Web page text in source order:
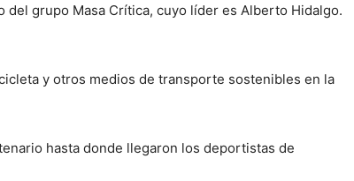
del grupo Masa Crítica, cuyo líder es Alberto Hidalgo.
y otros medios de transporte sostenibles en la
hasta donde llegaron los deportistas de